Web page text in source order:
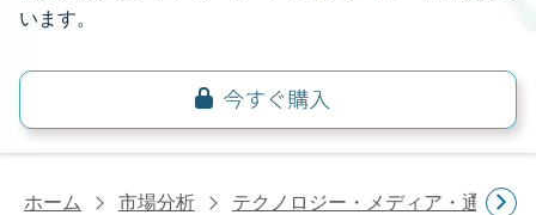
います。
ホーム 市場分析 テクノロジー・メディア・通信研